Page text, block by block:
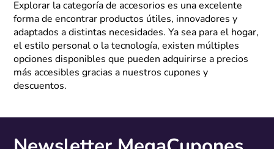
Explorar la categoría de accesorios es una excelente
forma de encontrar productos útiles, innovadores y
adaptados a distintas necesidades. Ya sea para el hogar,
el estilo personal o la tecnología, existen múltiples
opciones disponibles que pueden adquirirse a precios
más accesibles gracias a nuestros cupones y
descuentos.